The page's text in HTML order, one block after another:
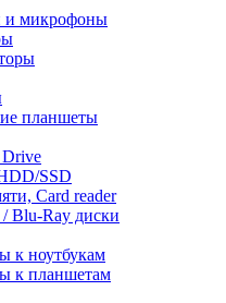
и микрофоны
планшеты
Drive
SSD
Card reader
Blu-Ray диски
к ноутбукам
к планшетам